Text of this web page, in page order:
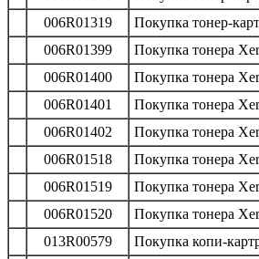
006R01319
Покупка тонер-
006R01399
Покупка тонера
006R01400
Покупка тонера
006R01401
Покупка тонера
006R01402
Покупка тонера
006R01518
Покупка тонера
006R01519
Покупка тонера
006R01520
Покупка тонера
013R00579
Покупка копи-